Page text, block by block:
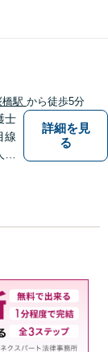
い
橋駅 から徒歩5分
士
線
詳細を見
る